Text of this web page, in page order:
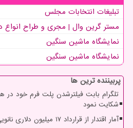
تبلیغات انتخابات مجلس
مستر گرین وال | مجری و طراح انواع
نمایشگاه ماشین سنگین
نمایشگاه ماشین سنگین
پربیننده ترین ها
تلگرام بابت فیلترشدن پلت فرم خود در
شکایت نمود
آمار اقتدار از قرارداد ۱۷ میلیون دلاری نانویی تا جایگاه چهارمی دنیا